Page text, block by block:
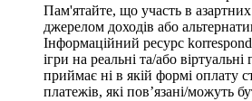
Пам'ятайте, що участь в
джерелом доходів або
Інформаційний ресурс
ігри на реальні та/або
приймає ні в якій формі оплату
платежів, які пов’язані/можуть